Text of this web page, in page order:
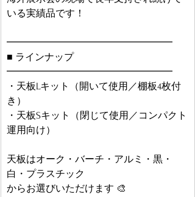
いる実績品です！
━━━━━━━━━━━━━━━━━
■ ラインナップ
━━━━━━━━━━━━━━━━━
・天板Lキット（開いて使用／棚板4枚付
き）
・天板Sキット（閉じて使用／コンパクト
運用向け）
天板はオーク・バーチ・アルミ・黒・
白・プラスチック
からお選びいただけます 🎨